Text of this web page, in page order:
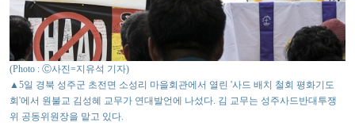
(Photo : Ⓒ사진=지유석 기자)
▲5일 경북 성주군 초전면 소성리 마을회관에서 열린 '사드 배치 철회 평화기도
회'에서 원불교 김성혜 교무가 연대발언에 나섰다. 김 교무는 성주사드반대투쟁
위 공동위원장을 맡고 있다.